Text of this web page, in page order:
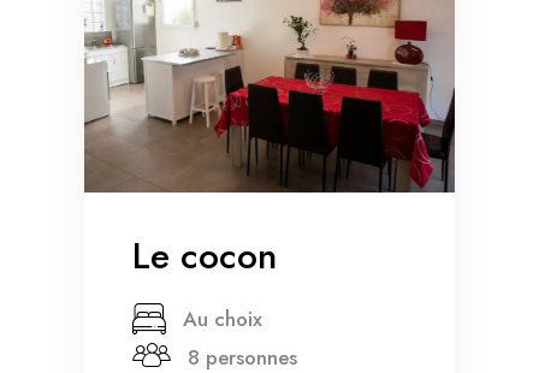
Le cocon
Au choix
8 personnes